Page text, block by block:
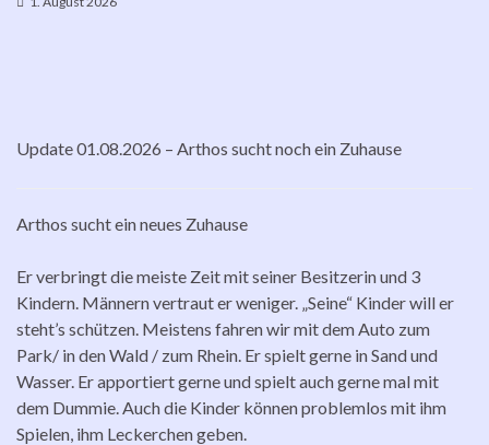
Update 01.08.2026 – Arthos sucht noch ein Zuhause
Arthos sucht ein neues Zuhause
Er verbringt die meiste Zeit mit seiner Besitzerin und 3
Kindern. Männern vertraut er weniger. „Seine“ Kinder will er
steht’s schützen. Meistens fahren wir mit dem Auto zum
Park/ in den Wald / zum Rhein. Er spielt gerne in Sand und
Wasser. Er apportiert gerne und spielt auch gerne mal mit
dem Dummie. Auch die Kinder können problemlos mit ihm
Spielen, ihm Leckerchen geben.